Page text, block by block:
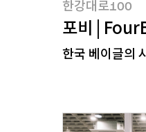
한강대로100
포비 |
한국 베이글의